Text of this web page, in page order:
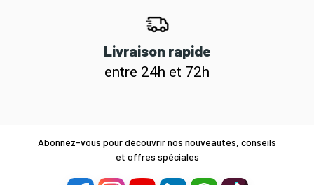
Livraison rapide
entre 24h et 72h
Abonnez-vous pour découvrir nos nouveautés, conseils
et offres spéciales